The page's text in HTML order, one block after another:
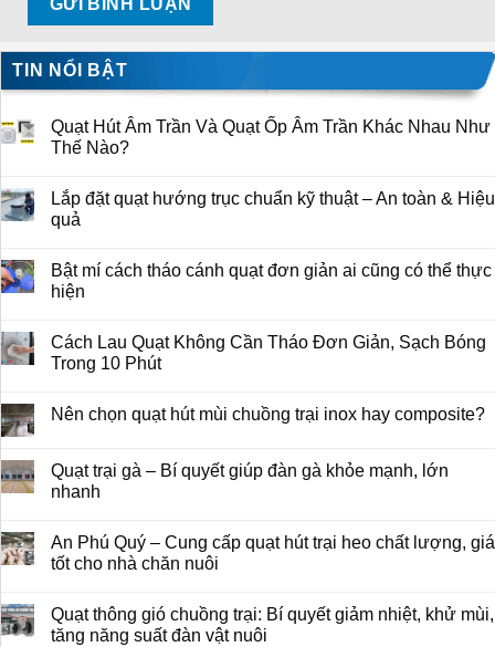
TIN NỔI BẬT
Quạt Hút Âm Trần Và Quạt Ốp Âm Trần Khác Nhau Như
Thế Nào?
Lắp đặt quạt hướng trục chuẩn kỹ thuật – An toàn & Hiệu
quả
Bật mí cách tháo cánh quạt đơn giản ai cũng có thể thực
hiện
Cách Lau Quạt Không Cần Tháo Đơn Giản, Sạch Bóng
Trong 10 Phút
Nên chọn quạt hút mùi chuồng trại inox hay composite?
Quạt trại gà – Bí quyết giúp đàn gà khỏe mạnh, lớn
nhanh
An Phú Quý – Cung cấp quạt hút trại heo chất lượng, giá
tốt cho nhà chăn nuôi
Quạt thông gió chuồng trại: Bí quyết giảm nhiệt, khử mùi,
tăng năng suất đàn vật nuôi